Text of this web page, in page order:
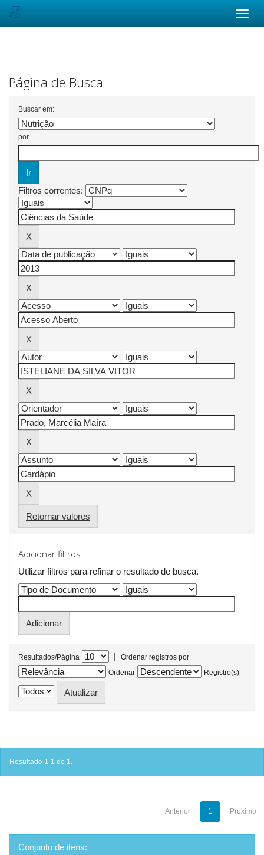
Página de Busca
Buscar em:
por
Filtros correntes:
Retornar valores
Adicionar filtros:
Utilizar filtros para refinar o resultado de busca.
Resultados/Página |
Ordenar registros por
Ordenar
Registro(s)
Resultado 1-1 de 1.
Anterior 1 Próximo
Conjunto de itens: